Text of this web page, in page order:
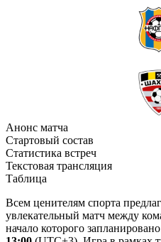
Анонс матча
Стартовый состав
Статистика встреч
Текстовая трансляция
Таблица
Всем ценителям спорта
увлекательный матч между
начало которого